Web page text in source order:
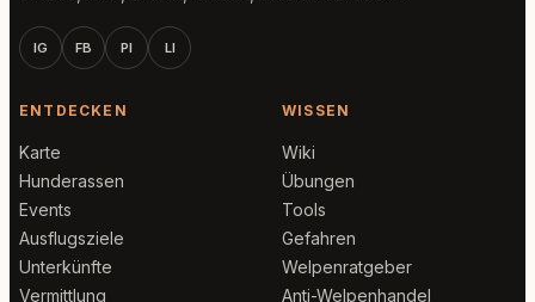
IG FB PI LI
ENTDECKEN
Karte
Hunderassen
Events
Ausflugsziele
Unterkünfte
Vermittlung
WISSEN
Wiki
Übungen
Tools
Gefahren
Welpenratgeber
Anti-Welpenhandel